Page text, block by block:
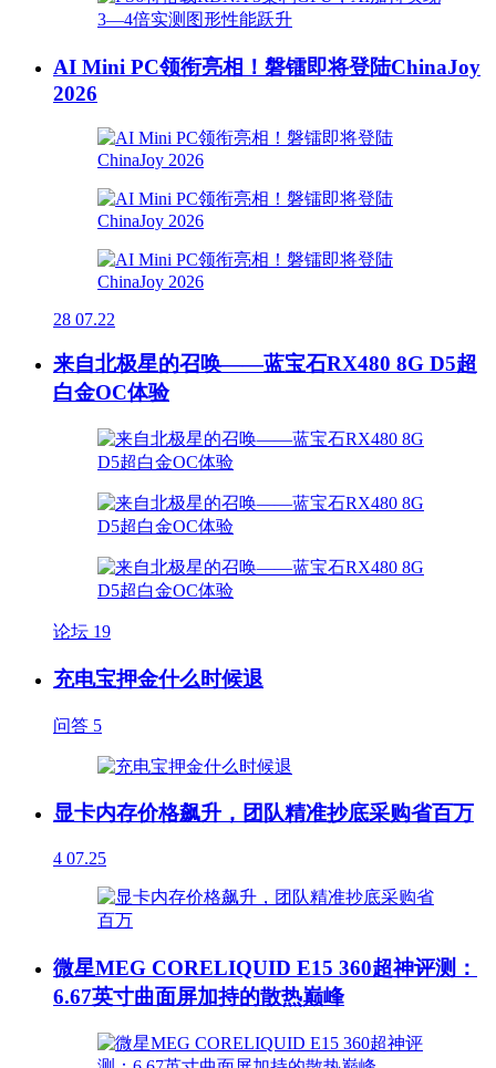
AI Mini PC领衔亮相！磐镭即将登陆ChinaJoy
2026
28 07.22
来自北极星的召唤——蓝宝石RX480 8G D5超
白金OC体验
论坛 19
充电宝押金什么时候退
问答 5
显卡内存价格飙升，团队精准抄底采购省百万
4 07.25
微星MEG CORELIQUID E15 360超神评测：
6.67英寸曲面屏加持的散热巅峰